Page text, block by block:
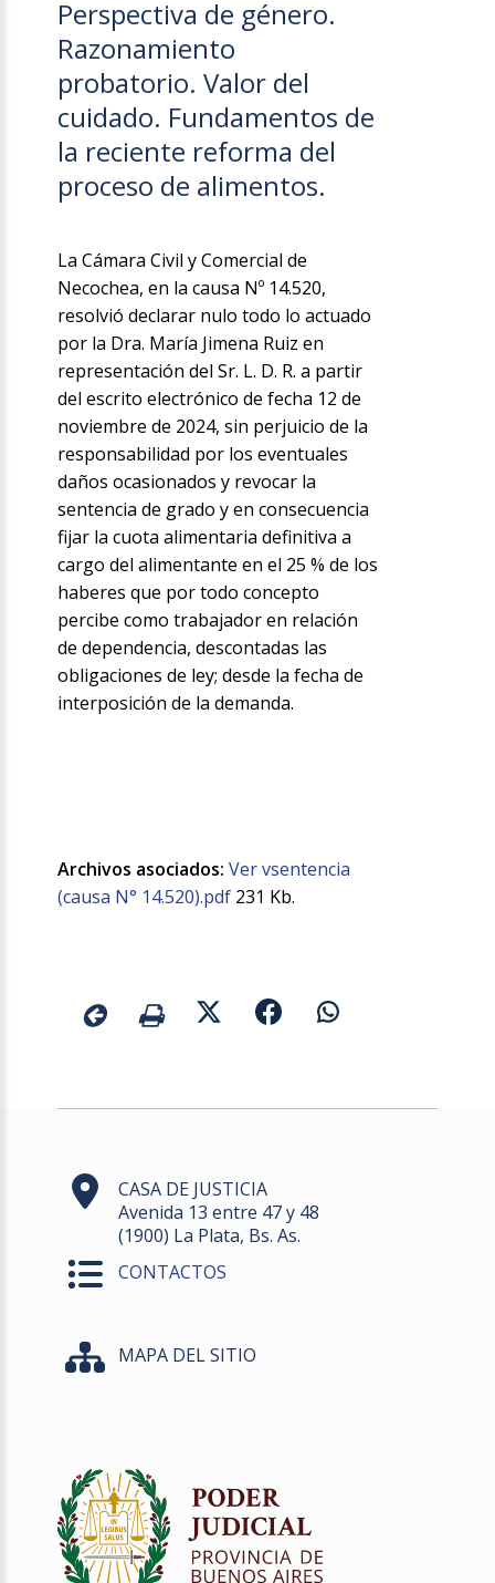
Perspectiva de género.
Razonamiento
probatorio. Valor del
cuidado. Fundamentos de
la reciente reforma del
proceso de alimentos.
La Cámara Civil y Comercial de
Necochea, en la causa Nº 14.520,
resolvió declarar nulo todo lo actuado
por la Dra. María Jimena Ruiz en
representación del Sr. L. D. R. a partir
del escrito electrónico de fecha 12 de
noviembre de 2024, sin perjuicio de la
responsabilidad por los eventuales
daños ocasionados y revocar la
sentencia de grado y en consecuencia
fijar la cuota alimentaria definitiva a
cargo del alimentante en el 25 % de los
haberes que por todo concepto
percibe como trabajador en relación
de dependencia, descontadas las
obligaciones de ley; desde la fecha de
interposición de la demanda.
Archivos asociados: Ver vsentencia
(causa N° 14.520).pdf 231 Kb.
CASA DE JUSTICIA
Avenida 13 entre 47 y 48
(1900) La Plata, Bs. As.
CONTACTOS
MAPA DEL SITIO